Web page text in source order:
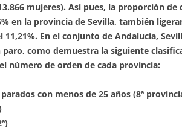
mujeres). Así pues, la proporción
en la provincia de Sevilla, también
11,21%. En el conjunto de Andalucía,
paro, como demuestra la siguiente
número de orden de cada provincia:
con menos de 25 años (8ª